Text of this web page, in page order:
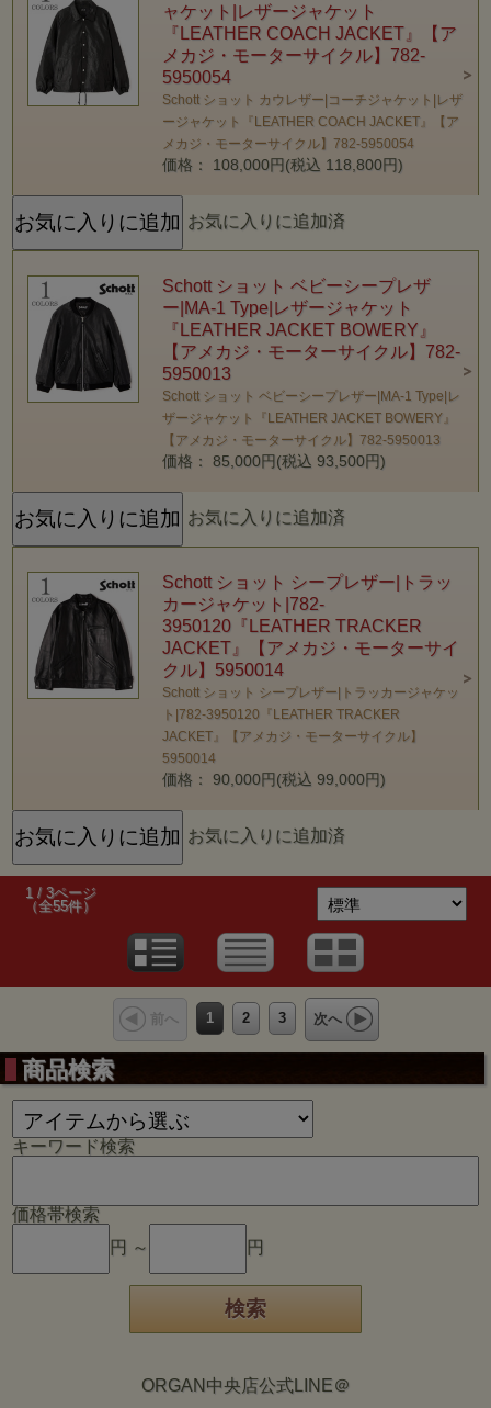
ャケット|レザージャケット
『LEATHER COACH JACKET』【ア
メカジ・モーターサイクル】782-
5950054
Schott ショット カウレザー|コーチジャケット|レザ
ージャケット『LEATHER COACH JACKET』【ア
メカジ・モーターサイクル】782-5950054
価格： 108,000円(税込 118,800円)
お気に入りに追加済
Schott ショット ベビーシープレザ
ー|MA-1 Type|レザージャケット
『LEATHER JACKET BOWERY』
【アメカジ・モーターサイクル】782-
5950013
Schott ショット ベビーシープレザー|MA-1 Type|レ
ザージャケット『LEATHER JACKET BOWERY』
【アメカジ・モーターサイクル】782-5950013
価格： 85,000円(税込 93,500円)
お気に入りに追加済
Schott ショット シープレザー|トラッ
カージャケット|782-
3950120『LEATHER TRACKER
JACKET』【アメカジ・モーターサイ
クル】5950014
Schott ショット シープレザー|トラッカージャケッ
ト|782-3950120『LEATHER TRACKER
JACKET』【アメカジ・モーターサイクル】
5950014
価格： 90,000円(税込 99,000円)
お気に入りに追加済
1 / 3ページ
（全55件）
前へ 1 2 3 次へ
商品検索
キーワード検索
価格帯検索
円 ～
円
ORGAN中央店公式LINE＠